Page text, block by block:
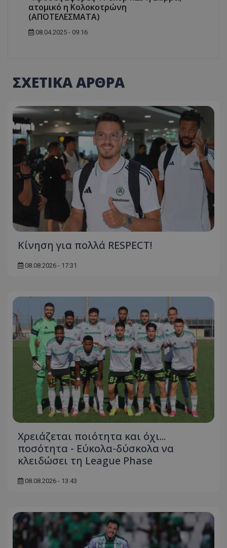
ατομικό η Κολοκοτρώνη
(ΑΠΟΤΕΛΕΣΜΑΤΑ)
08.04.2025 - 09:16
ΣΧΕΤΙΚΑ ΑΡΘΡΑ
Κίνηση για πολλά RESPECT!
08.08.2026 - 17:31
Χρειάζεται ποιότητα και όχι...
ποσότητα - Εύκολα-δύσκολα να
κλειδώσει τη League Phase
08.08.2026 - 13:43